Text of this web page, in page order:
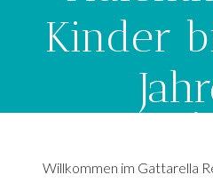
Kinder
Willkommen im Gattarella